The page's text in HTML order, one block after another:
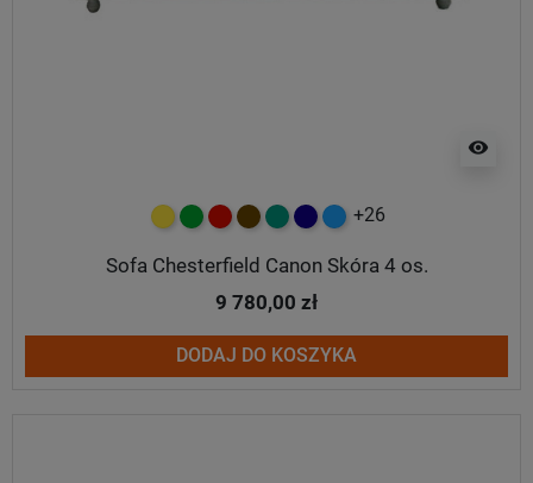
visibility
żółtyzielonyczerwony
czekoladowy
turkusowy
granatowy
niebieski
+26
Sofa Chesterfield Canon Skóra 4 os.
9 780,00 zł
DODAJ DO KOSZYKA